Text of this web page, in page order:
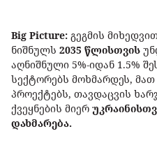
Big Picture: გეგმის
ნიშნულს 2035 წლისთვის
აღნიშნული 5%-იდან 1.5%
სექტორებს მოხმარდეს,
პროექტებს, თავდაცვის
ქვეყნების მიერ
დახმარება.